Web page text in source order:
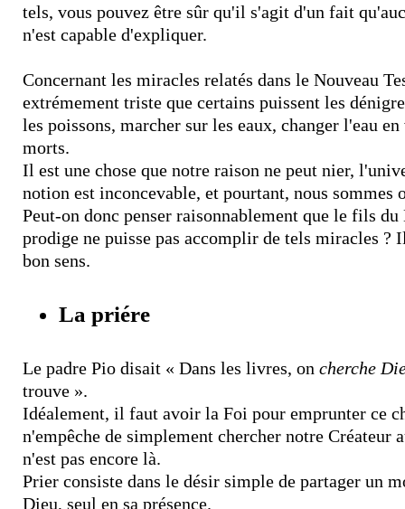
tels, vous pouvez être sûr qu'il s'agit d'un fait
n'est capable d'expliquer.
Concernant les miracles relatés dans le Nouveau
extrémement triste que certains puissent les
les poissons, marcher sur les eaux, changer l'eau
morts.
Il est une chose que notre raison ne peut nier,
notion est inconcevable, et pourtant, nous sommes
Peut-on donc penser raisonnablement que le fils
prodige ne puisse pas accomplir de tels miracles ?
bon sens.
La priére
Le padre Pio disait « Dans les livres, on cherche
trouve ».
Idéalement, il faut avoir la Foi pour emprunter ce
n'empêche de simplement chercher notre Créateur
n'est pas encore là.
Prier consiste dans le désir simple de partager un
Dieu, seul en sa présence.